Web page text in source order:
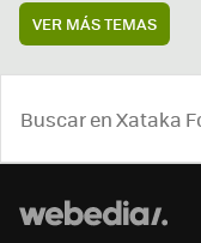
VER MÁS TEMAS